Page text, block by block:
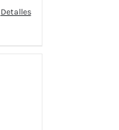
Detalles